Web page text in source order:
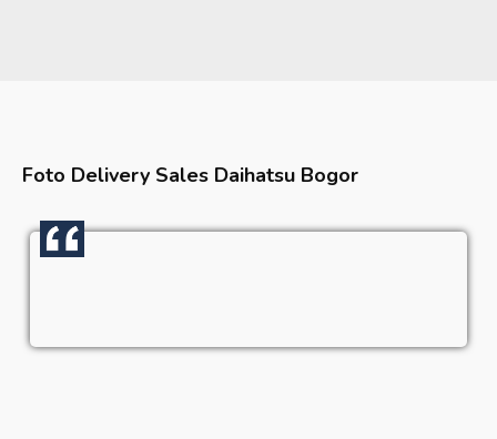
Foto Delivery Sales Daihatsu Bogor